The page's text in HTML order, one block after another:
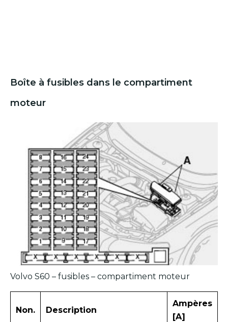
Boîte à fusibles dans le compartiment
moteur
Volvo S60 – fusibles – compartiment moteur
Non. Description
Ampères
[A]